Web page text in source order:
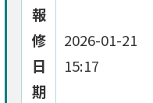
報
修
日
期
2026-01-21
15:17